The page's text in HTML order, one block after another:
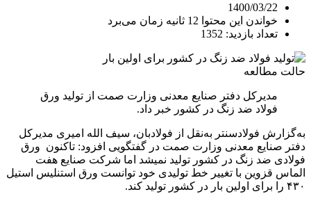
1400/03/22
خواندن این محتوا 12 ثانیه زمان می‌برد
تعداد بازدید: 1352
حالت مطالعه
مدیرکل دفتر صنایع معدنی وزارت صمت از تولید ورق
فولاد ضد زنگ در کشور خبر داد.
به‌گزارش فولادسنتر به‌نقل از فولادبان، سیف الله امیری مدیرکل
دفتر صنایع معدنی وزارت صمت در گفتگویی افزود: تاکنون ورق
فولادی ضد زنگ در کشور تولید نمیشد اما شرکت صنایع هفت
الماس قزوین با تغییر خط تولیدی خود توانست ورق استنلیس استیل
۴۳۰ را برای اولین بار در کشور تولید کند.